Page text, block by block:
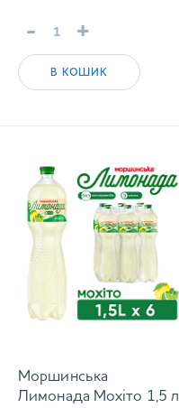
- +
В КОШИК
Моршинська
Лимонада Мохіто 1,5 л